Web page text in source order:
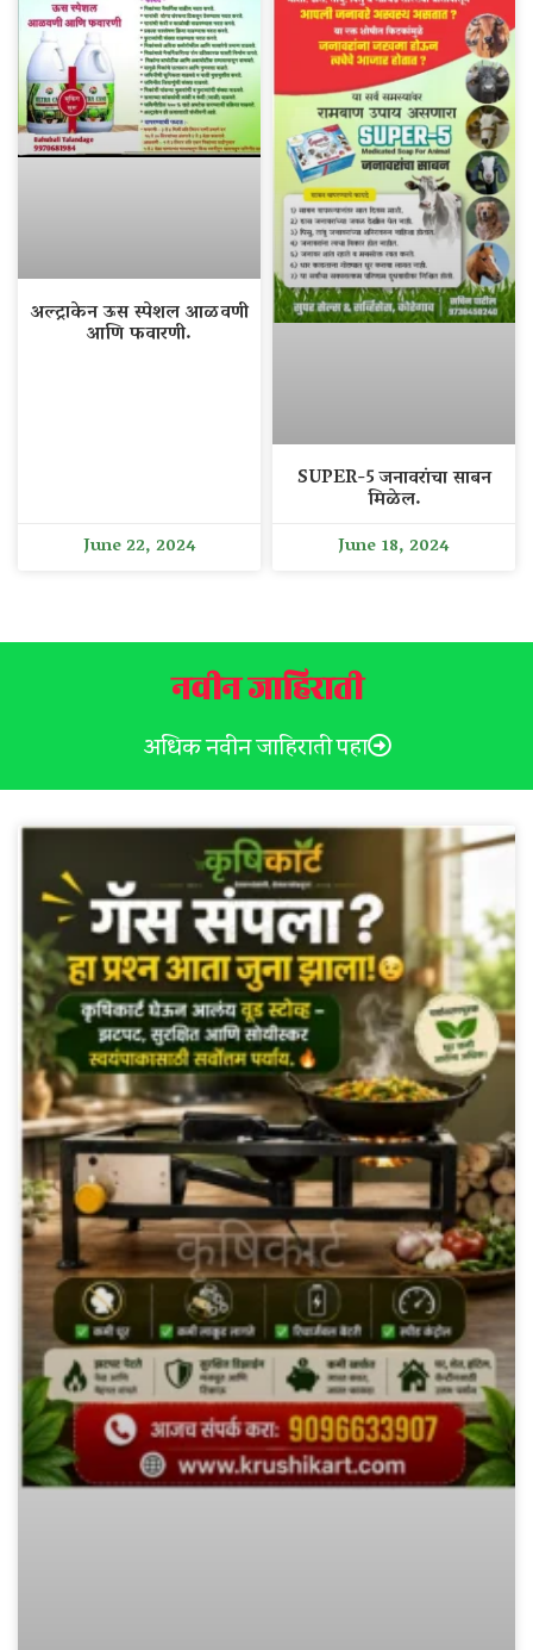
अल्ट्राकेन ऊस स्पेशल आळवणी
आणि फवारणी.
June 22, 2024
SUPER-5 जनावरांचा साबन
मिळेल.
June 18, 2024
नवीन जाहिराती
अधिक नवीन जाहिराती पहा